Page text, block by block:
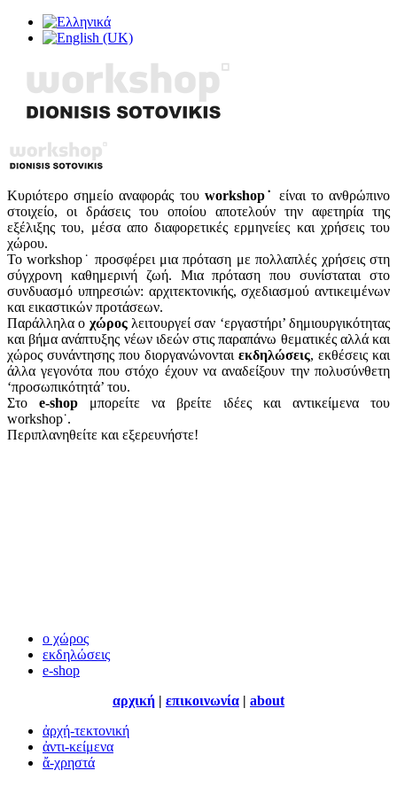
Κυριότερο σημείο αναφοράς του workshop˙ είναι το ανθρώπινο
στοιχείο, οι δράσεις του οποίου αποτελούν την αφετηρία της
εξέλιξης του, μέσα απο διαφορετικές ερμηνείες και χρήσεις του
χώρου.
To workshop˙ προσφέρει μια πρόταση με πολλαπλές χρήσεις στη
σύγχρονη καθημερινή ζωή. Μια πρόταση που συνίσταται στο
συνδυασμό υπηρεσιών: αρχιτεκτονικής, σχεδιασμού αντικειμένων
και εικαστικών προτάσεων.
Παράλληλα ο χώροςλειτουργεί σαν ‘εργαστήρι’ δημιουργικότητας
και βήμα ανάπτυξης νέων ιδεών στις παραπάνω θεματικές αλλά και
χώρος συνάντησης που διοργανώνονται εκδηλώσεις, εκθέσεις και
άλλα γεγονότα που στόχο έχουν να αναδείξουν την πολυσύνθετη
‘προσωπικότητά’ του.
Στο e-shop μπορείτε να βρείτε ιδέες και αντικείμενα του
workshop˙.
Περιπλανηθείτε και εξερευνήστε!
ο χώρος
εκδηλώσεις
e-shop
αρχική | επικοινωνία | about
ἀρχή-τεκτονική
ἀντι-κείμενα
ἄ-χρηστά